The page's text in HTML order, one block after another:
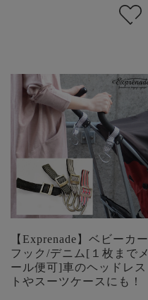
【Exprenade】ベビーカー
フック/デニム[１枚までメ
ール便可]車のヘッドレス
トやスーツケースにも！